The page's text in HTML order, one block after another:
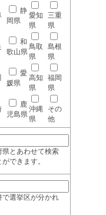
静
岡県
愛知
県
三重
県
和
歌山県
鳥取
県
島根
県
愛
媛県
高知
県
福岡
県
鹿
児島県
沖縄
県
その
他
とあわせて検索
できます。
選挙区が分かれ